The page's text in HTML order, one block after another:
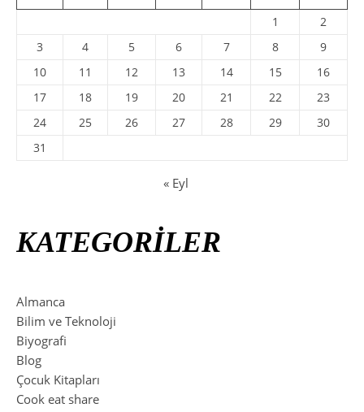
1
2
3
4 5 6 7 8
9
10
11 12 13 14 15
16
17
18 19 20 21 22
23
24
25 26 27 28 29
30
31
« Eyl
KATEGORİLER
Almanca
Bilim ve Teknoloji
Biyografi
Blog
Çocuk Kitapları
Cook eat share